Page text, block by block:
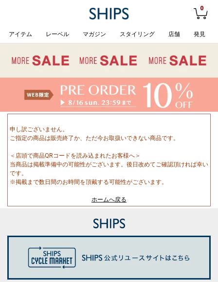
0
アイテム レーベル マガジン スタイリング 店舗 発見
申し訳ございません。
ご指定の商品は販売終了か、ただ今お取扱いできない商品です。
＜店頭で商品QRコードを読み込まれたお客様へ＞
当商品は掲載準備中の可能性がございます。後日改めてご確認頂ければ幸い
です。
※掲載まで数日間のお時間を頂戴する可能性がございます。
ホームへ戻る